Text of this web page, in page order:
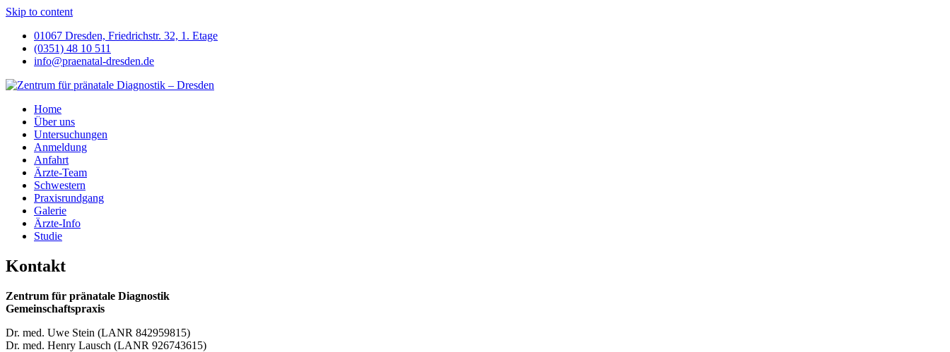
Skip to content
01067 Dresden, Friedrichstr. 32, 1. Etage
(0351) 48 10 511
info@praenatal-dresden.de
Home
Über uns
Untersuchungen
Anmeldung
Anfahrt
Ärzte-Team
Schwestern
Praxisrundgang
Galerie
Ärzte-Info
Studie
Kontakt
Zentrum für pränatale Diagnostik
Gemeinschaftspraxis
Dr. med. Uwe Stein (LANR 842959815)
Dr. med. Henry Lausch (LANR 926743615)